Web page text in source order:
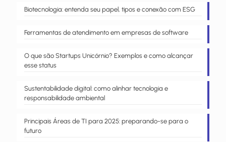
Biotecnologia: entenda seu papel, tipos e conexão com ESG
Ferramentas de atendimento em empresas de software
O que são Startups Unicórnio? Exemplos e como alcançar
esse status
Sustentabilidade digital: como alinhar tecnologia e
responsabilidade ambiental
Principais Áreas de TI para 2025: preparando-se para o
futuro